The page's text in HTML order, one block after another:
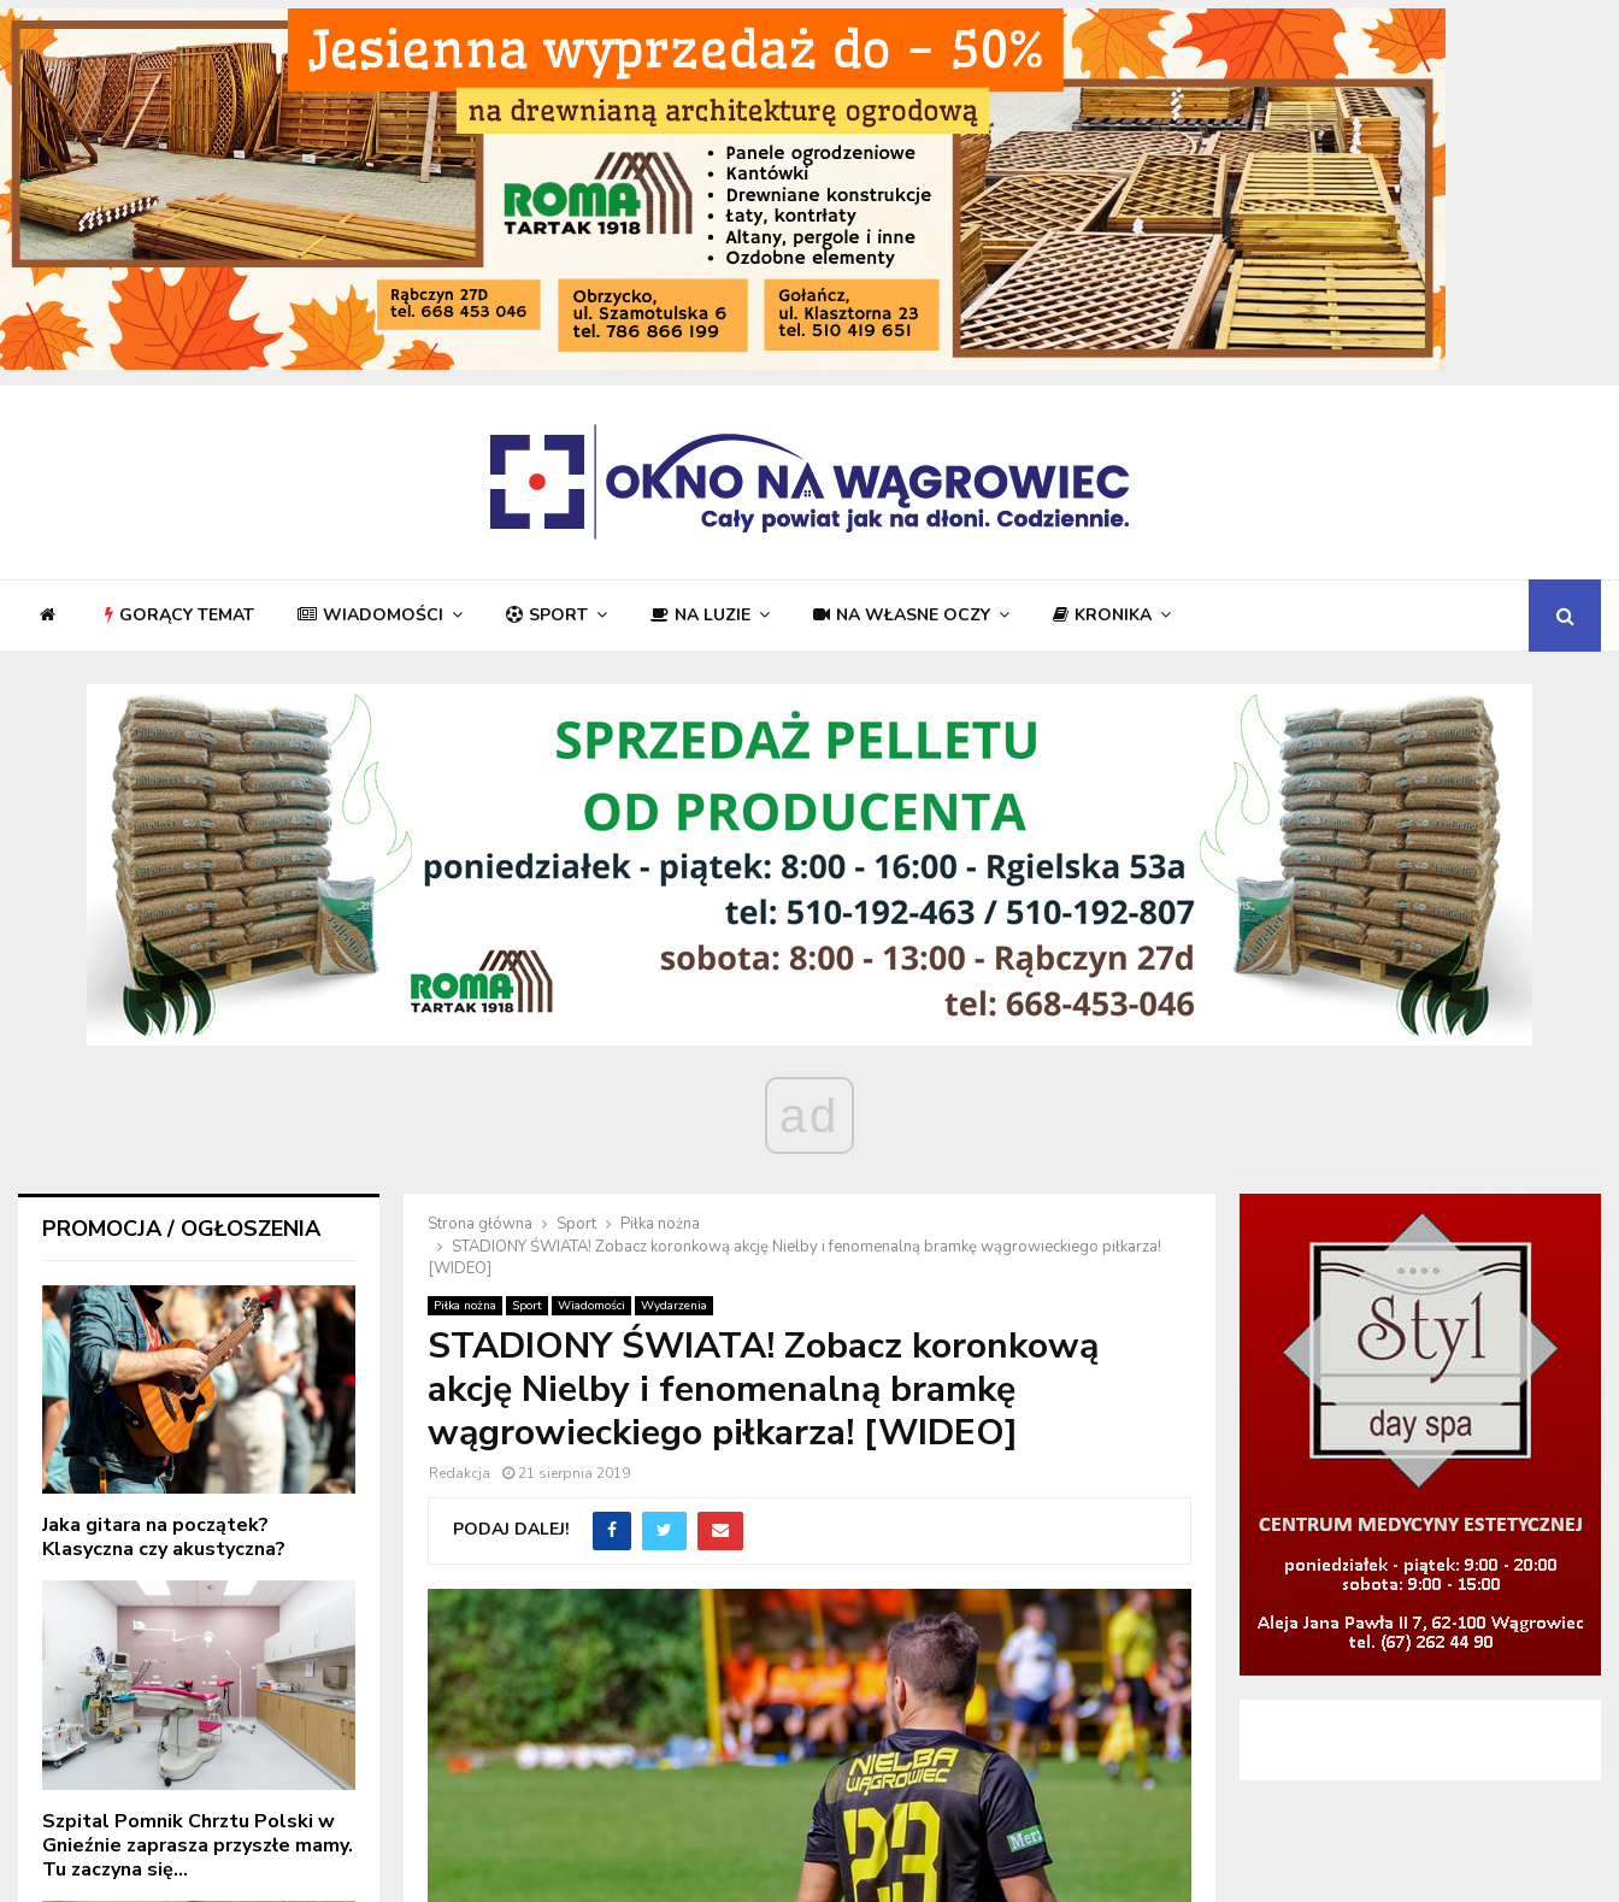
GORĄCY TEMAT WIADOMOŚCI SPORT NA LUZIE NA WŁASNE OCZY KRONIKA
ad
Strona główna Sport
Piłka nożna
STADIONY ŚWIATA! Zobacz koronkową akcję Nielby i fenomenalną bramkę wągrowieckiego piłkarza!
[WIDEO]
Piłka nożna Sport Wiadomości Wydarzenia
STADIONY ŚWIATA! Zobacz koronkową
akcję Nielby i fenomenalną bramkę
wągrowieckiego piłkarza! [WIDEO]
Redakcja 21 sierpnia 2019
PODAJ DALEJ!
PROMOCJA / OGŁOSZENIA
Jaka gitara na początek?
Klasyczna czy akustyczna?
Szpital Pomnik Chrztu Polski w
Gnieźnie zaprasza przyszłe mamy.
Tu zaczyna się...